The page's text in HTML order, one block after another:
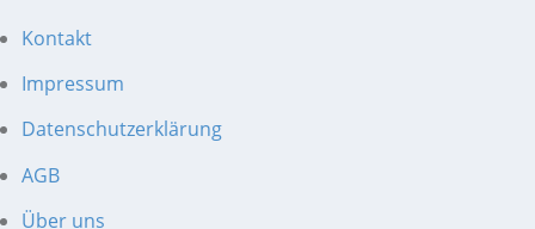
Kontakt
Impressum
Datenschutzerklärung
AGB
Über uns